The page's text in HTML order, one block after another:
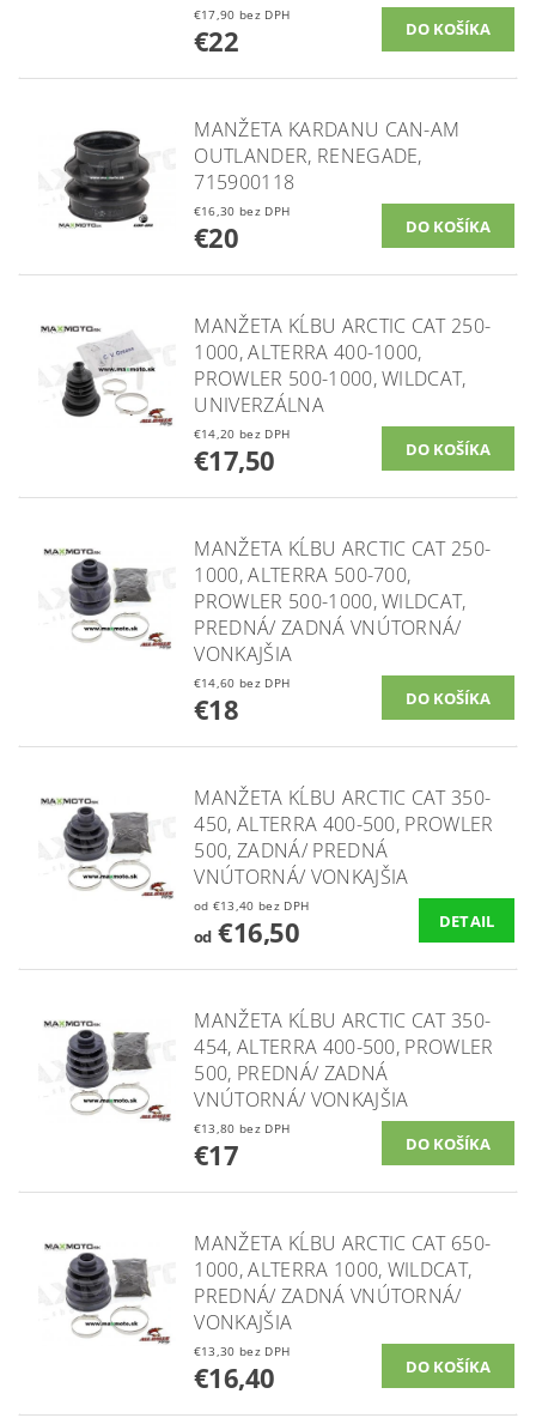
€17,90 bez DPH
€22
MANŽETA KARDANU CAN-AM
OUTLANDER, RENEGADE,
715900118
€16,30 bez DPH
€20
MANŽETA KĹBU ARCTIC CAT 250-
1000, ALTERRA 400-1000,
PROWLER 500-1000, WILDCAT,
UNIVERZÁLNA
€14,20 bez DPH
€17,50
MANŽETA KĹBU ARCTIC CAT 250-
1000, ALTERRA 500-700,
PROWLER 500-1000, WILDCAT,
PREDNÁ/ ZADNÁ VNÚTORNÁ/
VONKAJŠIA
€14,60 bez DPH
€18
MANŽETA KĹBU ARCTIC CAT 350-
450, ALTERRA 400-500, PROWLER
500, ZADNÁ/ PREDNÁ
VNÚTORNÁ/ VONKAJŠIA
od €13,40 bez DPH
od€16,50 DETAIL
MANŽETA KĹBU ARCTIC CAT 350-
454, ALTERRA 400-500, PROWLER
500, PREDNÁ/ ZADNÁ
VNÚTORNÁ/ VONKAJŠIA
€13,80 bez DPH
€17
MANŽETA KĹBU ARCTIC CAT 650-
1000, ALTERRA 1000, WILDCAT,
PREDNÁ/ ZADNÁ VNÚTORNÁ/
VONKAJŠIA
€13,30 bez DPH
€16,40